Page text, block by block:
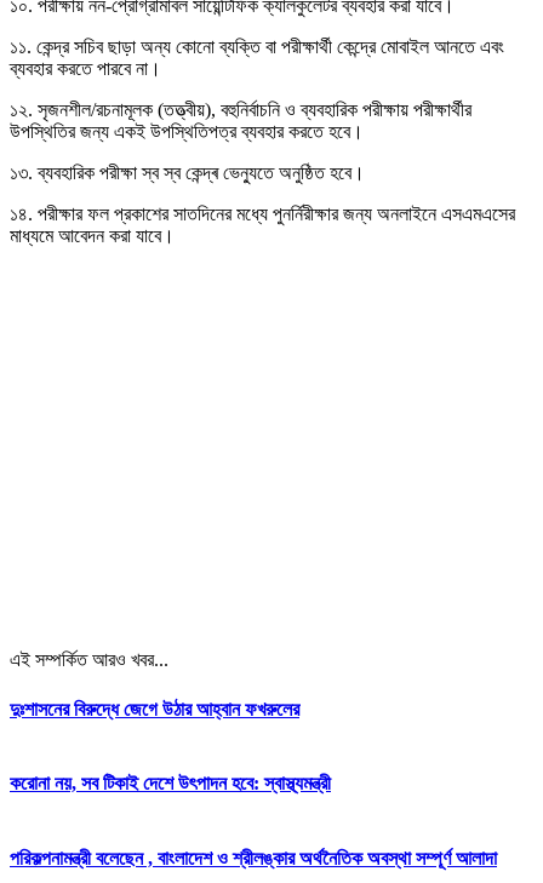
১০. পরীক্ষায় নন-প্রোগ্রামাবল সায়েন্টিফিক ক্যালকুলেটর ব্যবহার করা যাবে।
১১. কেন্দ্র সচিব ছাড়া অন্য কোনো ব্যক্তি বা পরীক্ষার্থী কেন্দ্রে মোবাইল আনতে এবং
ব্যবহার করতে পারবে না।
১২. সৃজনশীল/রচনামূলক (তত্ত্বীয়), বহুনির্বাচনি ও ব্যবহারিক পরীক্ষায় পরীক্ষার্থীর
উপস্থিতির জন্য একই উপস্থিতিপত্র ব্যবহার করতে হবে।
১৩. ব্যবহারিক পরীক্ষা স্ব স্ব কেন্দ্ৰ ভেন্যুতে অনুষ্ঠিত হবে।
১৪. পরীক্ষার ফল প্রকাশের সাতদিনের মধ্যে পুনর্নিরীক্ষার জন্য অনলাইনে এসএমএসের
মাধ্যমে আবেদন করা যাবে।
এই সম্পর্কিত আরও খবর...
দুঃশাসনের বিরুদ্ধে জেগে উঠার আহ্বান ফখরুলের
করোনা নয়, সব টিকাই দেশে উৎপাদন হবে: স্বাস্থ্যমন্ত্রী
পরিকল্পনামন্ত্রী বলেছেন , বাংলাদেশ ও শ্রীলঙ্কার অর্থনৈতিক অবস্থা সম্পূর্ণ আলাদা